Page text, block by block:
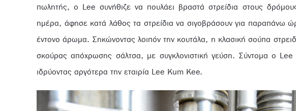
πωλητής, ο Lee συνήθιζε να πουλάει βραστά στρείδια στους
ημέρα, άφησε κατά λάθος τα στρείδια να σιγοβράσουν για παραπάνω
έντονο άρωμα. Σηκώνοντας λοιπόν την κουτάλα, η κλασική σούπα
σκούρας απόχρωσης σάλτσα, με συγκλονιστική γεύση. Σύντομα ο
ιδρύοντας αργότερα την εταιρία Lee Kum Kee.